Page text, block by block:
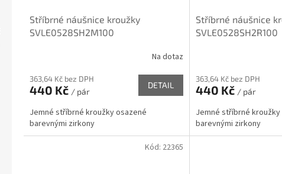
Stříbrné náušnice kroužky
SVLE0528SH2M100
Na dotaz
363,64 Kč bez DPH
440 Kč / pár
DETAIL
Jemné stříbrné kroužky osazené
barevnými zirkony
Stříbrné náušnice
SVLE0528SH2R100
363,64 Kč bez DPH
440 Kč / pár
Jemné stříbrné
barevnými zirkony
Kód: 22365